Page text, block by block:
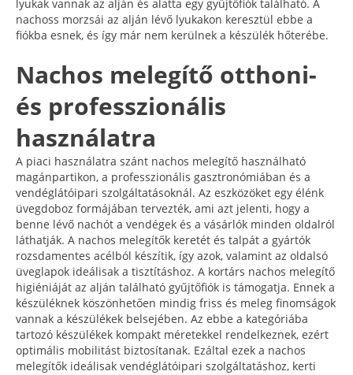
lyukak vannak az alján és alatta egy gyűjtőfiók található. A
nachoss morzsái az alján lévő lyukakon keresztül ebbe a
fiókba esnek, és így már nem kerülnek a készülék hőterébe.
Nachos melegítő otthoni-
és professzionális
használatra
A piaci használatra szánt nachos melegítő használható
magánpartikon, a professzionális gasztronómiában és a
vendéglátóipari szolgáltatásoknál. Az eszközöket egy élénk
üvegdoboz formájában tervezték, ami azt jelenti, hogy a
benne lévő nachót a vendégek és a vásárlók minden oldalról
láthatják. A nachos melegítők keretét és talpát a gyártók
rozsdamentes acélból készítik, így azok, valamint az oldalsó
üveglapok ideálisak a tisztításhoz. A kortárs nachos melegítő
higiéniáját az alján található gyűjtőfiók is támogatja. Ennek a
készüléknek köszönhetően mindig friss és meleg finomságok
vannak a készülékek belsejében. Az ebbe a kategóriába
tartozó készülékek kompakt méretekkel rendelkeznek, ezért
optimális mobilitást biztosítanak. Ezáltal ezek a nachos
melegítők ideálisak vendéglátóipari szolgáltatáshoz, kerti